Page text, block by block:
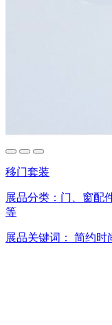
移门套装
展品分类： 门、窗配
等
展品关键词： 简约时